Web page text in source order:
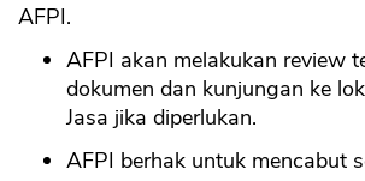
AFPI.
AFPI akan melakukan review
dokumen dan kunjungan ke
Jasa jika diperlukan.
AFPI berhak untuk mencabut